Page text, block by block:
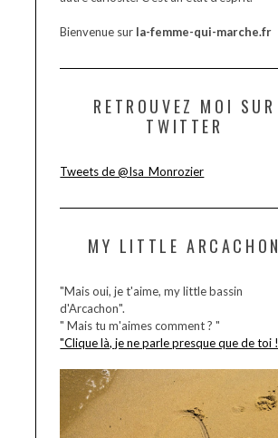
RETROUVEZ MOI SUR
TWITTER
MY LITTLE ARCACHON
"Mais oui, je t'aime, my little bassin
d'Arcachon".
" Mais tu m'aimes comment ? "